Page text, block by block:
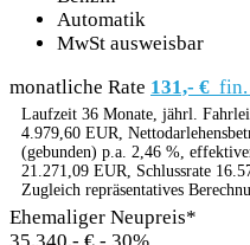
Automatik
MwSt ausweisbar
monatliche Rate 131,- € fin.
Laufzeit 36 Monate, jährl.
4.979,60 EUR,
(gebunden) p.a. 2,46 %,
21.271,09 EUR, Schlussrate
Zugleich repräsentatives
Ehemaliger Neupreis*